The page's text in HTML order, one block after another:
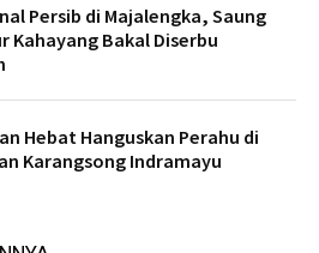
Persib di Majalengka, Saung
Kahayang Bakal Diserbu
Hebat Hanguskan Perahu di
Karangsong Indramayu